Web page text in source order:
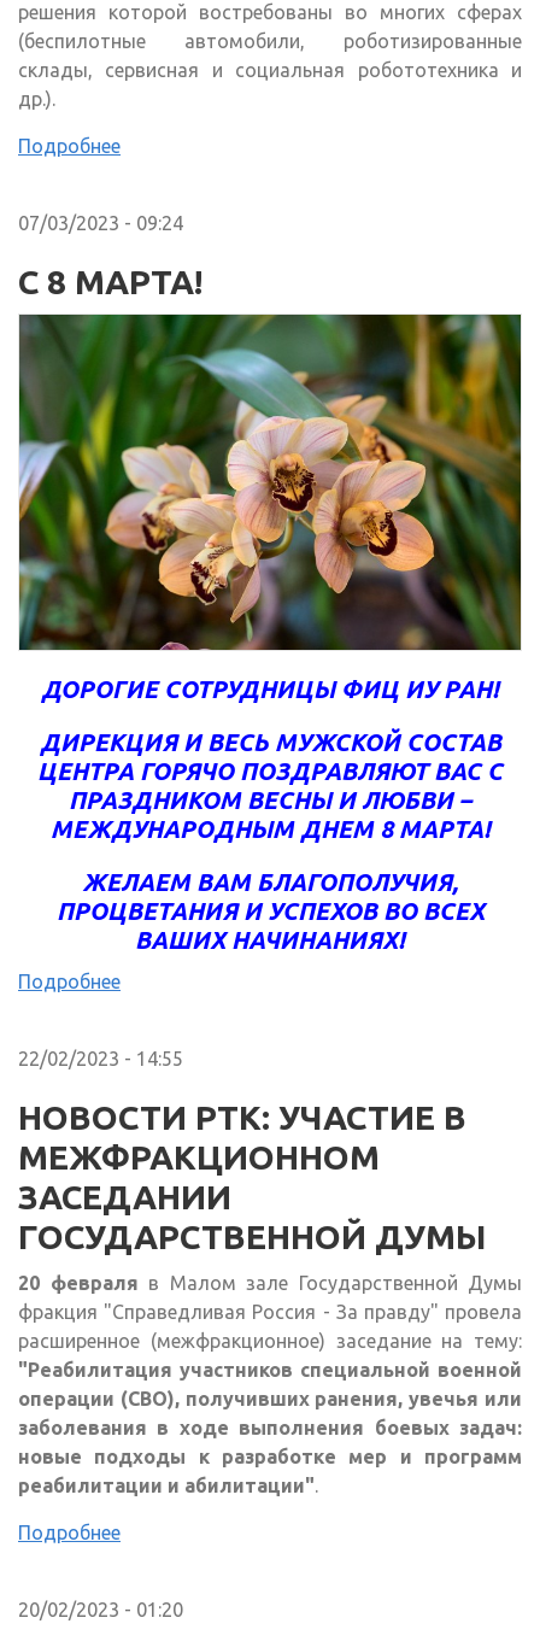
решения которой востребованы во многих сферах
(беспилотные автомобили, роботизированные
склады, сервисная и социальная робототехника и
др.).
Подробнее
07/03/2023 - 09:24
С 8 МАРТА!
ДОРОГИЕ СОТРУДНИЦЫ ФИЦ ИУ РАН!
ДИРЕКЦИЯ И ВЕСЬ МУЖСКОЙ СОСТАВ
ЦЕНТРА ГОРЯЧО ПОЗДРАВЛЯЮТ ВАС С
ПРАЗДНИКОМ ВЕСНЫ И ЛЮБВИ –
МЕЖДУНАРОДНЫМ ДНЕМ 8 МАРТА!
ЖЕЛАЕМ ВАМ БЛАГОПОЛУЧИЯ,
ПРОЦВЕТАНИЯ И УСПЕХОВ ВО ВСЕХ
ВАШИХ НАЧИНАНИЯХ!
Подробнее
22/02/2023 - 14:55
НОВОСТИ РТК: УЧАСТИЕ В
МЕЖФРАКЦИОННОМ
ЗАСЕДАНИИ
ГОСУДАРСТВЕННОЙ ДУМЫ
20 февраля в Малом зале Государственной Думы
фракция "Справедливая Россия - За правду" провела
расширенное (межфракционное) заседание на тему:
"Реабилитация участников специальной военной
операции (СВО), получивших ранения, увечья или
заболевания в ходе выполнения боевых задач:
новые подходы к разработке мер и программ
реабилитации и абилитации".
Подробнее
20/02/2023 - 01:20